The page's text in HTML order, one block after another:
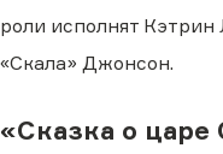
роли исполнят Кэтрин
«Скала» Джонсон.
«Сказка о царе